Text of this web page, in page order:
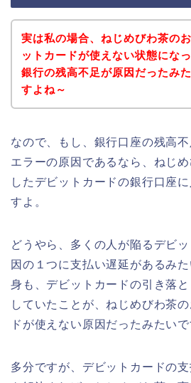
実は私の場合、ねじめびわ茶の
ットカードが使えない状態になっ
銀行の残高不足が原因だったみ
すよね～
なので、もし、銀行口座の残高
エラーの原因であるなら、ねじ
したデビットカードの銀行口座
すよ。
どうやら、多くの人が陥るデビ
因の１つに支払い遅延があるみ
身も、デビットカードの引き落
していたことが、ねじめびわ茶
ドが使えない原因だったみたいで
多分ですが、デビットカードの